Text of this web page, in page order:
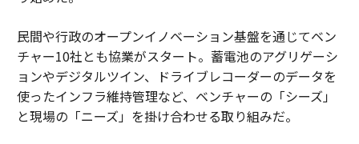
民間や行政のオープンイノベーション基盤を通じてベン
チャー10社とも協業がスタート。蓄電池のアグリゲーシ
ョンやデジタルツイン、ドライブレコーダーのデータを
使ったインフラ維持管理など、ベンチャーの「シーズ」
と現場の「ニーズ」を掛け合わせる取り組みだ。